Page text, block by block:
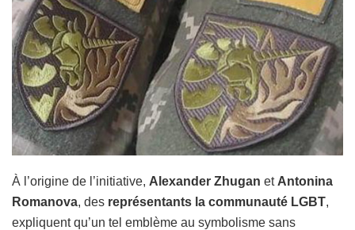
À l’origine de l’initiative, Alexander Zhugan et Antonina
Romanova, des représentants la communauté LGBT,
expliquent qu’un tel emblème au symbolisme sans